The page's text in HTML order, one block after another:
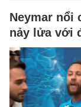
Neymar nổi
nảy lửa với